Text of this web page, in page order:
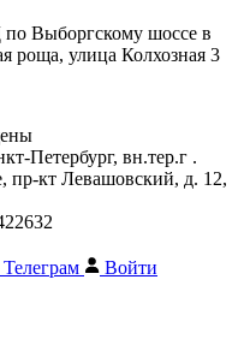
Выборгскому шоссе в
роща, улица Колхозная 3
Петербург, вн.тер.г .
пр-кт Левашовский, д. 12,
Телеграм Войти